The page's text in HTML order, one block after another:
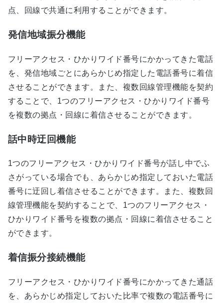
点、回線で共通に利用することができます。
発信地域振分機能
フリーアクセス・ひかりワイド番号にかかってきた電話
を、発信地域ごとにあらかじめ指定した電話番号に着信
させることができます。また、複数回線管理機能を契約
することで、1つのフリーアクセス・ひかりワイド番号
を複数の拠点・回線に着信させることができます。
話中時迂回機能
1つのフリーアクセス・ひかりワイド番号が話し中でふ
さがっている場合でも、あらかじめ指定しておいた電話
番号に迂回し着信させることができます。また、複数回
線管理機能を契約することで、1つのフリーアクセス・
ひかりワイド番号を複数の拠点・回線に着信させること
ができます。
着信振分接続機能
フリーアクセス・ひかりワイド番号にかかってきた通話
を、あらかじめ指定しておいた比率で複数の電話番号に